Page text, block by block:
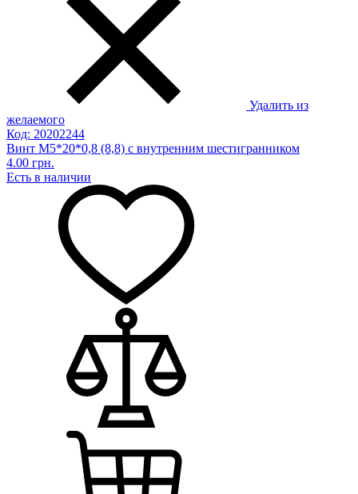
Удалить из
желаемого
Код: 20202244
Винт М5*20*0,8 (8,8) с внутренним шестигранником
4.00 грн.
Есть в наличии